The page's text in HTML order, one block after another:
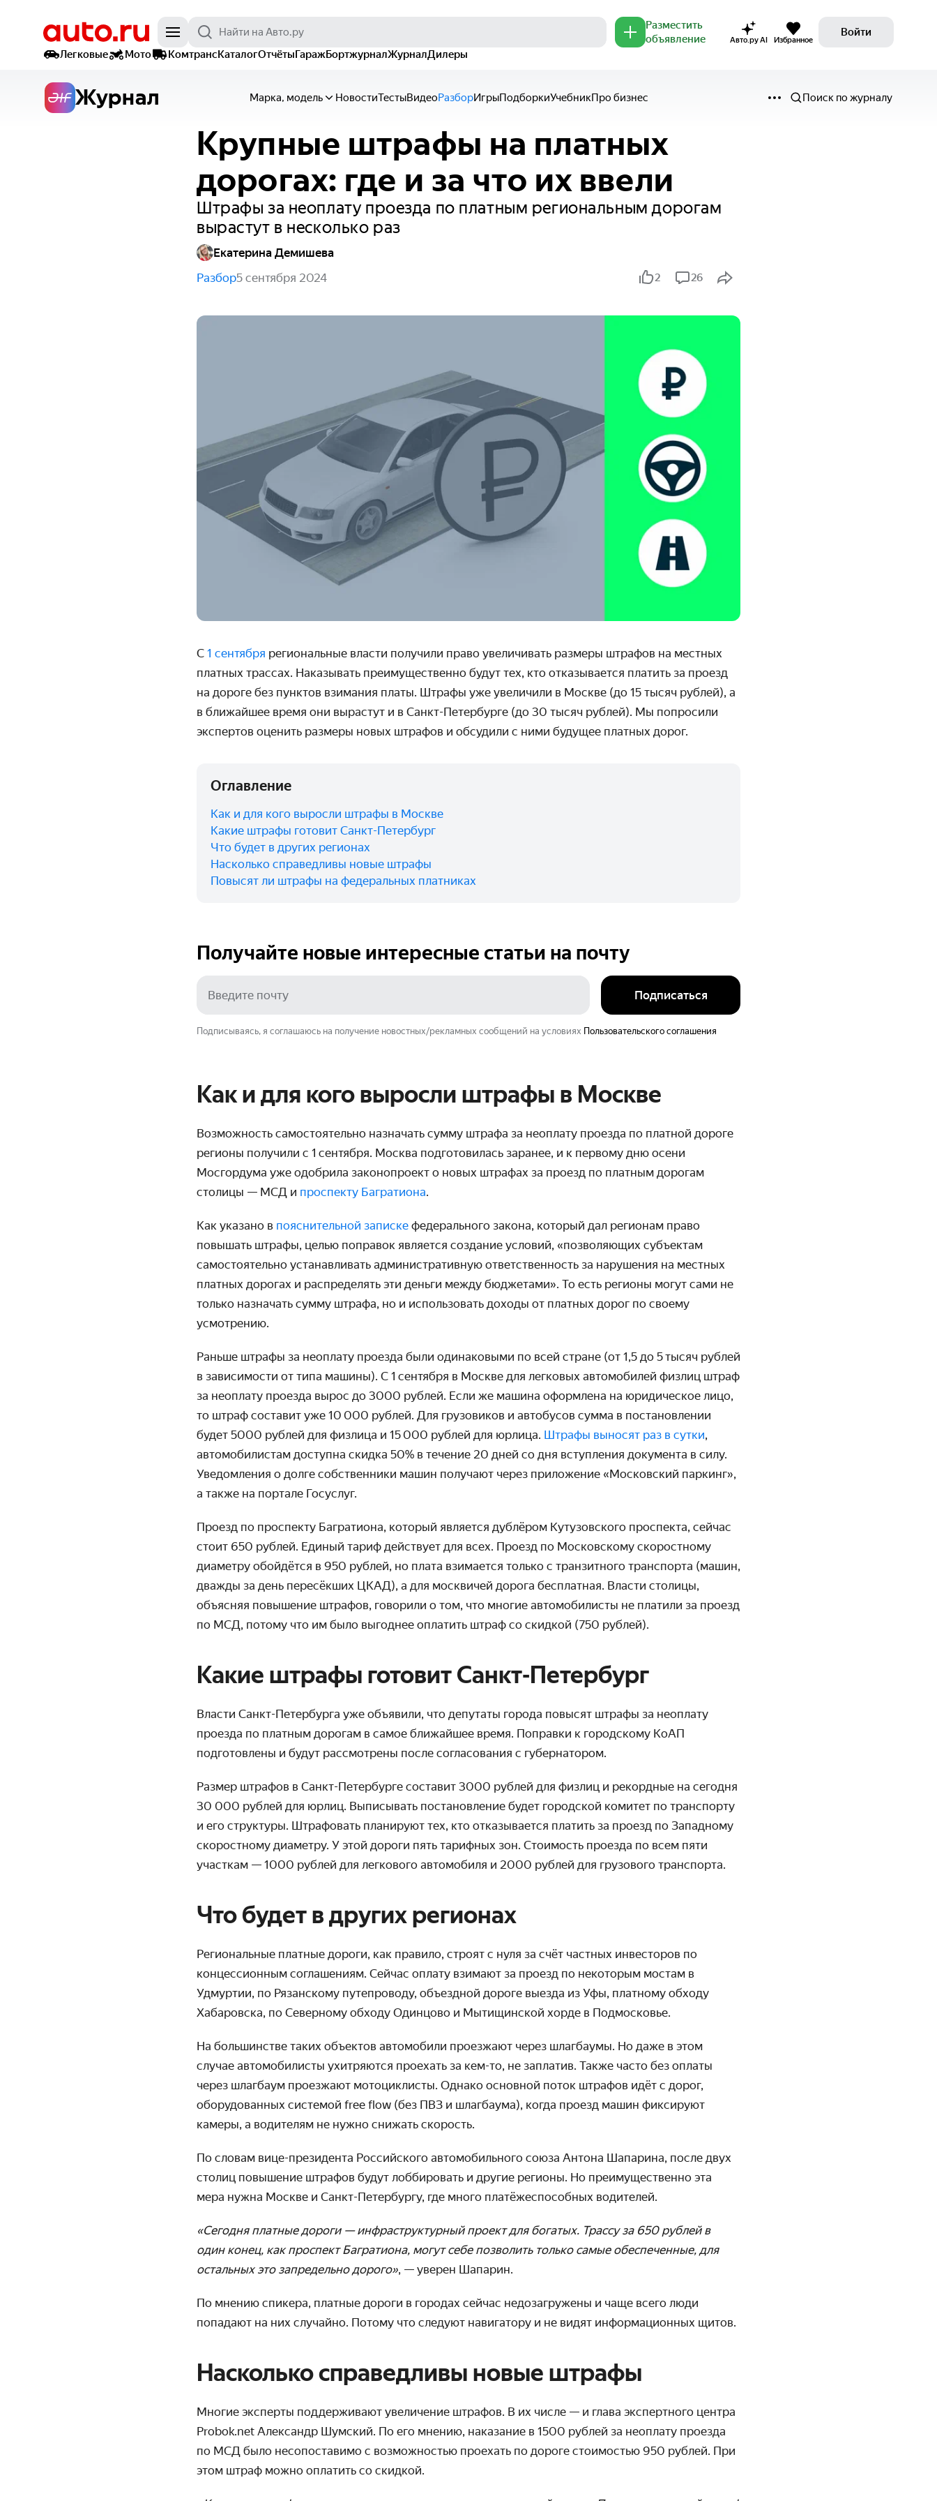
Разместить
объявление
Авто.ру AI Избранное
Войти
Легковые
Мото КомтрансКаталогОтчётыГаражБортжурналЖурналДилеры
Журнал Марка, модель НовостиТестыВидеоРазборИгрыПодборкиУчебникПро бизнес Поиск по журналу
Крупные штрафы на платных
дорогах: где и за что их ввели
Штрафы за неоплату проезда по платным региональным дорогам
вырастут в несколько раз
Екатерина Демишева
Разбор5 сентября 2024 2 26
С 1 сентября региональные власти получили право увеличивать размеры штрафов на местных
платных трассах. Наказывать преимущественно будут тех, кто отказывается платить за проезд
на дороге без пунктов взимания платы. Штрафы уже увеличили в Москве (до 15 тысяч рублей), а
в ближайшее время они вырастут и в Санкт-Петербурге (до 30 тысяч рублей). Мы попросили
экспертов оценить размеры новых штрафов и обсудили с ними будущее платных дорог.
Оглавление
Как и для кого выросли штрафы в Москве
Какие штрафы готовит Санкт-Петербург
Что будет в других регионах
Насколько справедливы новые штрафы
Повысят ли штрафы на федеральных платниках
Получайте новые интересные статьи на почту
Подписаться
Подписываясь, я соглашаюсь на получение новостных/рекламных сообщений на условиях Пользовательского соглашения
Как и для кого выросли штрафы в Москве
Возможность самостоятельно назначать сумму штрафа за неоплату проезда по платной дороге
регионы получили с 1 сентября. Москва подготовилась заранее, и к первому дню осени
Мосгордума уже одобрила законопроект о новых штрафах за проезд по платным дорогам
столицы — МСД и проспекту Багратиона.
Как указано в пояснительной записке федерального закона, который дал регионам право
повышать штрафы, целью поправок является создание условий, «позволяющих субъектам
самостоятельно устанавливать административную ответственность за нарушения на местных
платных дорогах и распределять эти деньги между бюджетами». То есть регионы могут сами не
только назначать сумму штрафа, но и использовать доходы от платных дорог по своему
усмотрению.
Раньше штрафы за неоплату проезда были одинаковыми по всей стране (от 1,5 до 5 тысяч рублей
в зависимости от типа машины). С 1 сентября в Москве для легковых автомобилей физлиц штраф
за неоплату проезда вырос до 3000 рублей. Если же машина оформлена на юридическое лицо,
то штраф составит уже 10 000 рублей. Для грузовиков и автобусов сумма в постановлении
будет 5000 рублей для физлица и 15 000 рублей для юрлица. Штрафы выносят раз в сутки,
автомобилистам доступна скидка 50% в течение 20 дней со дня вступления документа в силу.
Уведомления о долге собственники машин получают через приложение «Московский паркинг»,
а также на портале Госуслуг.
Проезд по проспекту Багратиона, который является дублёром Кутузовского проспекта, сейчас
стоит 650 рублей. Единый тариф действует для всех. Проезд по Московскому скоростному
диаметру обойдётся в 950 рублей, но плата взимается только с транзитного транспорта (машин,
дважды за день пересёкших ЦКАД), а для москвичей дорога бесплатная. Власти столицы,
объясняя повышение штрафов, говорили о том, что многие автомобилисты не платили за проезд
по МСД, потому что им было выгоднее оплатить штраф со скидкой (750 рублей).
Какие штрафы готовит Санкт-Петербург
Власти Санкт-Петербурга уже объявили, что депутаты города повысят штрафы за неоплату
проезда по платным дорогам в самое ближайшее время. Поправки к городскому КоАП
подготовлены и будут рассмотрены после согласования с губернатором.
Размер штрафов в Санкт-Петербурге составит 3000 рублей для физлиц и рекордные на сегодня
30 000 рублей для юрлиц. Выписывать постановление будет городской комитет по транспорту
и его структуры. Штрафовать планируют тех, кто отказывается платить за проезд по Западному
скоростному диаметру. У этой дороги пять тарифных зон. Стоимость проезда по всем пяти
участкам — 1000 рублей для легкового автомобиля и 2000 рублей для грузового транспорта.
Что будет в других регионах
Региональные платные дороги, как правило, строят с нуля за счёт частных инвесторов по
концессионным соглашениям. Сейчас оплату взимают за проезд по некоторым мостам в
Удмуртии, по Рязанскому путепроводу, объездной дороге выезда из Уфы, платному обходу
Хабаровска, по Северному обходу Одинцово и Мытищинской хорде в Подмосковье.
На большинстве таких объектов автомобили проезжают через шлагбаумы. Но даже в этом
случае автомобилисты ухитряются проехать за кем-то, не заплатив. Также часто без оплаты
через шлагбаум проезжают мотоциклисты. Однако основной поток штрафов идёт с дорог,
оборудованных системой free flow (без ПВЗ и шлагбаума), когда проезд машин фиксируют
камеры, а водителям не нужно снижать скорость.
По словам вице-президента Российского автомобильного союза Антона Шапарина, после двух
столиц повышение штрафов будут лоббировать и другие регионы. Но преимущественно эта
мера нужна Москве и Санкт-Петербургу, где много платёжеспособных водителей.
«Сегодня платные дороги — инфраструктурный проект для богатых. Трассу за 650 рублей в
один конец, как проспект Багратиона, могут себе позволить только самые обеспеченные, для
остальных это запредельно дорого», — уверен Шапарин.
По мнению спикера, платные дороги в городах сейчас недозагружены и чаще всего люди
попадают на них случайно. Потому что следуют навигатору и не видят информационных щитов.
Насколько справедливы новые штрафы
Многие эксперты поддерживают увеличение штрафов. В их числе — и глава экспертного центра
Probok.net Александр Шумский. По его мнению, наказание в 1500 рублей за неоплату проезда
по МСД было несопоставимо с возможностью проехать по дороге стоимостью 950 рублей. При
этом штраф можно оплатить со скидкой.